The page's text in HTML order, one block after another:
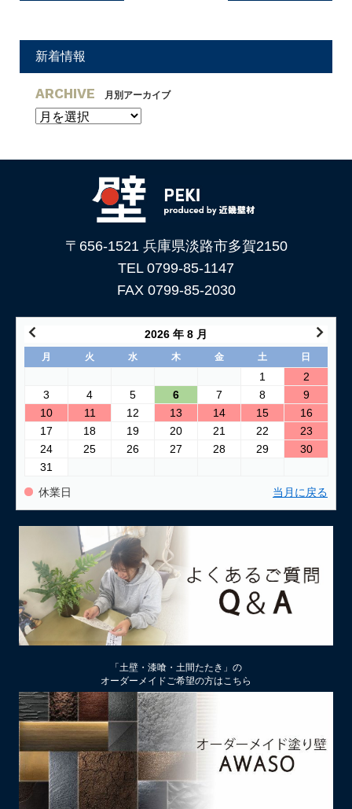
新着情報
ARCHIVE 月別アーカイブ
〒656-1521 兵庫県淡路市多賀2150
TEL 0799-85-1147
FAX 0799-85-2030
2026 年 8 月
月 火 水 木 金 土 日
1
2
3
4 5 6 7 8
9
10
11 12 13 14 15
16
17
18 19 20 21 22
23
24
25 26 27 28 29
30
31
休業日 当月に戻る
「土壁・漆喰・土間たたき」の
オーダーメイドご希望の方はこちら